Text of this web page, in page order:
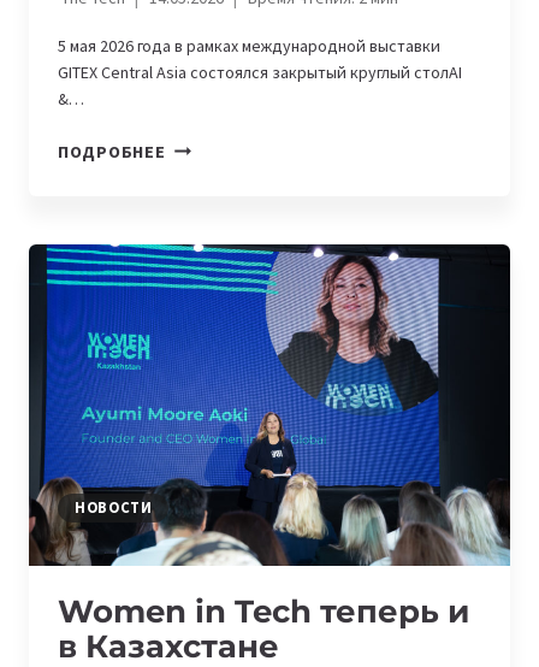
5 мая 2026 года в рамках международной выставки
GITEX Central Asia состоялся закрытый круглый столAI
&…
ПОДРОБНЕЕ ИТОГИ
AI
&
TECHNOLOGY
FOR
GOOD
НОВОСТИ
Women in Tech теперь и
в Казахстане